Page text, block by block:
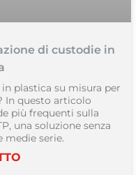
di custodie in
plastica su misura per
In questo articolo
più frequenti sulla
una soluzione senza
medie serie.